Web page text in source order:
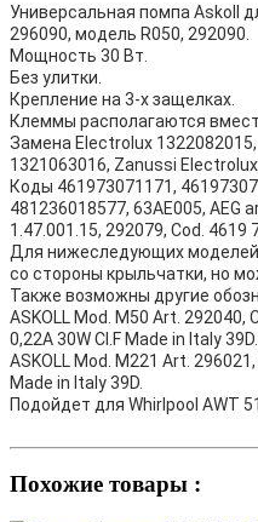
Универсальная помпа Askoll
296090, модель R050, 292090.
Мощность 30 Вт.
Без улитки.
Крепление на 3-х защелках.
Клеммы располагаются
Замена Electrolux
1321063016, Zanussi
Коды 461973071171,
481236018577, 63AE005, AEG
1.47.001.15, 292079, Cod. 4619
Для нижеследующих
со стороны крыльчатки, но
Также возможны другие
ASKOLL Mod. M50 Art. 292040,
0,22A 30W CI.F Made in Italy
ASKOLL Mod. M221 Art.
Made in Italy 39D.
Подойдет для Whirlpool AWT
Похожие товары :